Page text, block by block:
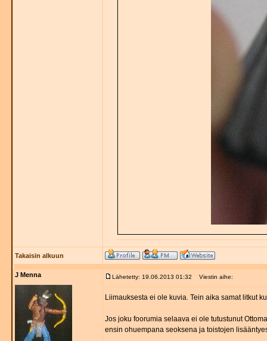
Takaisin alkuun
J Menna Lähetetty: 19.06.2013 01:32 Viestin aihe:
Liimauksesta ei ole kuvia. Tein aika samat litkut
Jos joku foorumia selaava ei ole tutustunut
ensin ohuempana seoksena ja toistojen